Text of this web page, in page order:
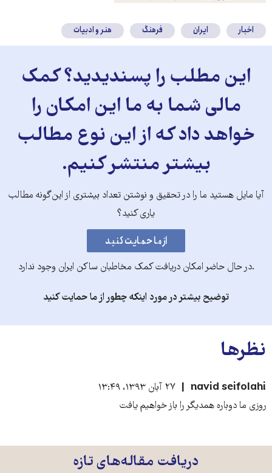
کنید
اخبار ایران فرهنگ هنر و ادبیات
این مطلب را پسندیدید؟ کمک
مالی شما به ما این امکان را
خواهد داد که از این نوع مطالب
بیشتر منتشر کنیم.
آیا مایل هستید ما را در تحقیق و نوشتن تعداد بیشتری از این‌گونه مطالب
یاری کنید؟
.در حال حاضر امکان دریافت کمک مخاطبان ساکن ایران وجود ندارد
توضیح بیشتر در مورد اینکه چطور از ما حمایت کنید
نظرها
navid seifolahi
۲۷ آبان ۱۳۹۳، ۱۳:۴۹
روزی ما دوباره همدیگر را باز خواهیم یافت
دریافت مقاله‌های تازه